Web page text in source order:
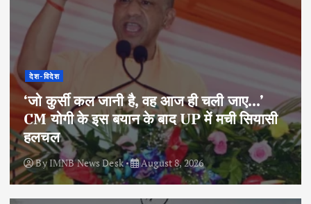
देश-विदेश
‘जो कुर्सी कल जानी है, वह आज ही चली जाए…’
CM योगी के इस बयान के बाद UP में मची सियासी
हलचल
ByIMNB News Desk August 8, 2026